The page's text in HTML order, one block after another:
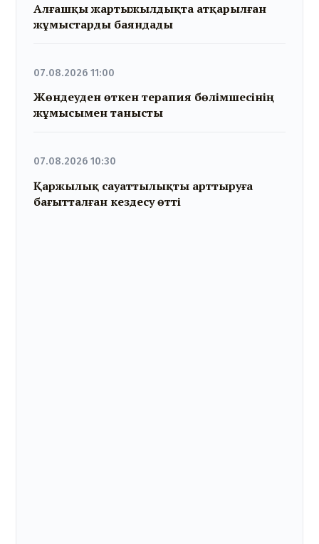
Алғашқы жартыжылдықта атқарылған
жұмыстарды баяндады
07.08.2026 11:00
Жөндеуден өткен терапия бөлімшесінің
жұмысымен танысты
07.08.2026 10:30
Қаржылық сауаттылықты арттыруға
бағытталған кездесу өтті